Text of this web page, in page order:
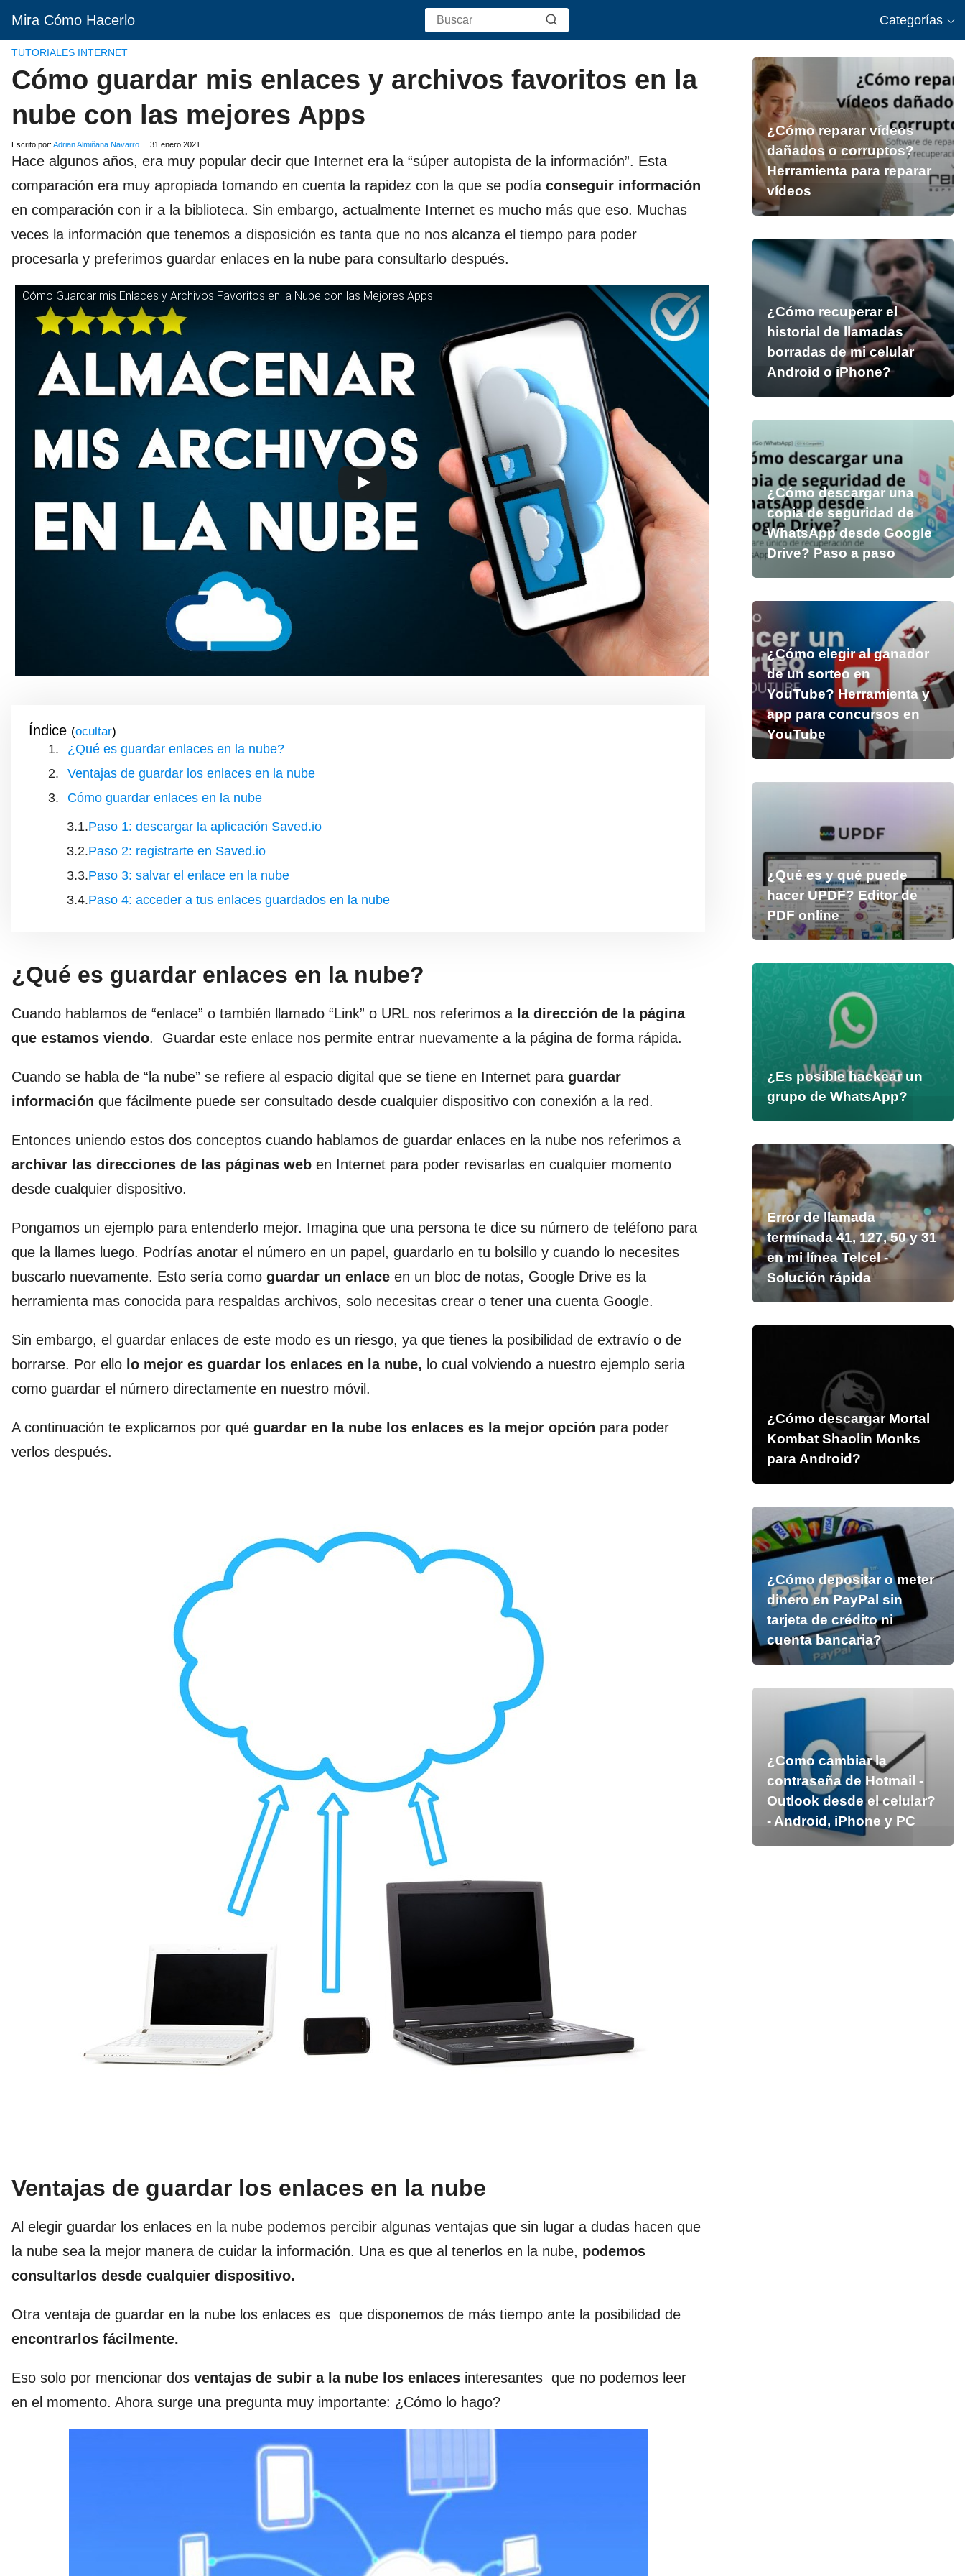
Mira Cómo Hacerlo Categorías
TUTORIALES INTERNET
Cómo guardar mis enlaces y archivos favoritos en la
nube con las mejores Apps
Escrito por: Adrian Almiñana Navarro 31 enero 2021
Hace algunos años, era muy popular decir que Internet era la “súper autopista de la información”. Esta
comparación era muy apropiada tomando en cuenta la rapidez con la que se podía conseguir información
en comparación con ir a la biblioteca. Sin embargo, actualmente Internet es mucho más que eso. Muchas
veces la información que tenemos a disposición es tanta que no nos alcanza el tiempo para poder
procesarla y preferimos guardar enlaces en la nube para consultarlo después.
Cómo Guardar mis Enlaces y Archivos Favoritos en la Nube con las Mejores Apps
Índice ( )
¿Qué es guardar enlaces en la nube?
Ventajas de guardar los enlaces en la nube
Cómo guardar enlaces en la nube
Paso 1: descargar la aplicación Saved.io
Paso 2: registrarte en Saved.io
Paso 3: salvar el enlace en la nube
Paso 4: acceder a tus enlaces guardados en la nube
¿Qué es guardar enlaces en la nube?
Cuando hablamos de “enlace” o también llamado “Link” o URL nos referimos a la dirección de la página
que estamos viendo. Guardar este enlace nos permite entrar nuevamente a la página de forma rápida.
Cuando se habla de “la nube” se refiere al espacio digital que se tiene en Internet para guardar
información que fácilmente puede ser consultado desde cualquier dispositivo con conexión a la red.
Entonces uniendo estos dos conceptos cuando hablamos de guardar enlaces en la nube nos referimos a
archivar las direcciones de las páginas web en Internet para poder revisarlas en cualquier momento
desde cualquier dispositivo.
Pongamos un ejemplo para entenderlo mejor. Imagina que una persona te dice su número de teléfono para
que la llames luego. Podrías anotar el número en un papel, guardarlo en tu bolsillo y cuando lo necesites
buscarlo nuevamente. Esto sería como guardar un enlace en un bloc de notas, Google Drive es la
herramienta mas conocida para respaldas archivos, solo necesitas crear o tener una cuenta Google.
Sin embargo, el guardar enlaces de este modo es un riesgo, ya que tienes la posibilidad de extravío o de
borrarse. Por ello lo mejor es guardar los enlaces en la nube, lo cual volviendo a nuestro ejemplo seria
como guardar el número directamente en nuestro móvil.
A continuación te explicamos por qué guardar en la nube los enlaces es la mejor opción para poder
verlos después.
Ventajas de guardar los enlaces en la nube
Al elegir guardar los enlaces en la nube podemos percibir algunas ventajas que sin lugar a dudas hacen que
la nube sea la mejor manera de cuidar la información. Una es que al tenerlos en la nube, podemos
consultarlos desde cualquier dispositivo.
Otra ventaja de guardar en la nube los enlaces es que disponemos de más tiempo ante la posibilidad de
encontrarlos fácilmente.
Eso solo por mencionar dos ventajas de subir a la nube los enlaces interesantes que no podemos leer
en el momento. Ahora surge una pregunta muy importante: ¿Cómo lo hago?
¿Cómo reparar vídeos
dañados o corruptos?
Herramienta para reparar
vídeos
¿Cómo recuperar el
historial de llamadas
borradas de mi celular
Android o iPhone?
¿Cómo descargar una
copia de seguridad de
WhatsApp desde Google
Drive? Paso a paso
¿Cómo elegir al ganador
de un sorteo en
YouTube? Herramienta y
app para concursos en
YouTube
¿Qué es y qué puede
hacer UPDF? Editor de
PDF online
¿Es posible hackear un
grupo de WhatsApp?
Error de llamada
terminada 41, 127, 50 y 31
en mi línea Telcel -
Solución rápida
¿Cómo descargar Mortal
Kombat Shaolin Monks
para Android?
¿Cómo depositar o meter
dinero en PayPal sin
tarjeta de crédito ni
cuenta bancaria?
¿Como cambiar la
contraseña de Hotmail -
Outlook desde el celular?
- Android, iPhone y PC